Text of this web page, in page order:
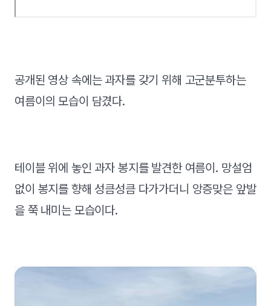
공개된 영상 속에는 과자를 갖기 위해 고군분투하는
여름이의 모습이 담겼다.
테이블 위에 놓인 과자 봉지를 발견한 여름이. 망설엄
없이 봉지를 향해 성큼성큼 다가가더니 앙증맞은 앞발
을 쭉 내미는 모습이다.